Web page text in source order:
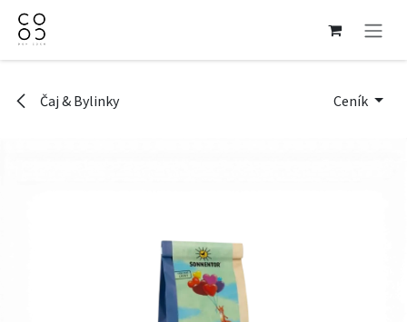
Přejít na obsah
Čaj & Bylinky Ceník